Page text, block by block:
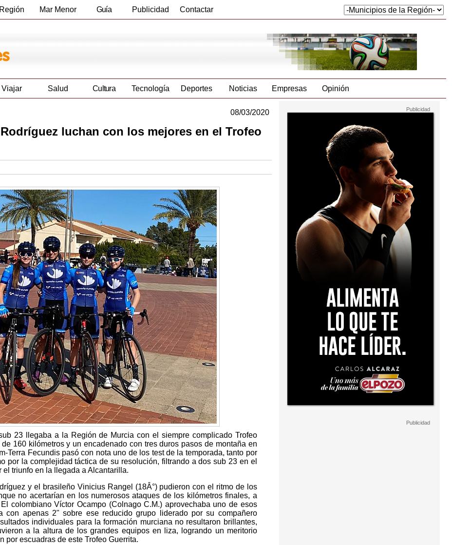
Región Mar Menor Guía Publicidad Contactar
Viajar Salud Cultura Tecnología Deportes Noticias Empresas Opinión
08/03/2020
luchan con los mejores en el Trofeo
23 llegaba a la Región de Murcia con el siempre complicado Trofeo
160 kilómetros y un encadenado con tres duros pasos de montaña en
Terra Fecundis pasó con nota uno de los test de la temporada, tanto por
por la complejidad táctica de su resolución, filtrando a dos sub 23 en el
triunfo en la llegada a Alcantarilla.
y el brasileño Vinicius Rangel (18Â°) pudieron con el ritmo de los
no acertarían en los numerosos ataques de los kilómetros finales, a
colombiano Víctor Ocampo (Colnago C.M.) aprovechaba uno de esos
con apenas 2" sobre ese reducido grupo liderado por su compañero
individuales para la formación murciana no resultaron brillantes,
a la altura de los grandes equipos en liza, logrando un meritorio
por escuadras de este Trofeo Guerrita.